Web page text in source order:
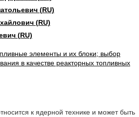
(RU)
(RU)
(RU)
элементы и их блоки; выбор
в качестве реакторных топливных
к ядерной технике и может быть